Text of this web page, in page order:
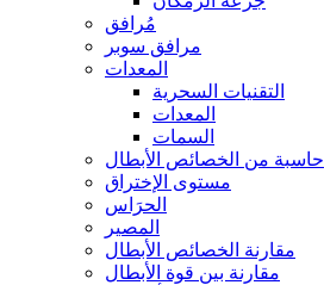
مُرافق
مرافق سوبر
المعدات
التقنيات السحرية
المعدات
السمات
حاسبة من الخصائص الأبطال
مستوى الإختراق
الحرَاس
المصير
مقارنة الخصائص الأبطال
مقارنة بين قوة الأبطال